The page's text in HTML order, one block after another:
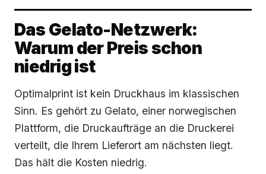
Das Gelato-Netzwerk:
Warum der Preis schon
niedrig ist
Optimalprint ist kein Druckhaus im klassischen
Sinn. Es gehört zu Gelato, einer norwegischen
Plattform, die Druckaufträge an die Druckerei
verteilt, die Ihrem Lieferort am nächsten liegt.
Das hält die Kosten niedrig.